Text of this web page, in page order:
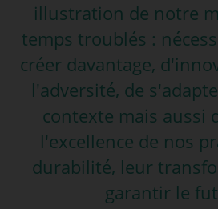
illustration de notre
temps troublés :
créer davantage,
l'adversité, de
contexte mais aussi
l'excellence de nos
durabilité, leur
garantir le